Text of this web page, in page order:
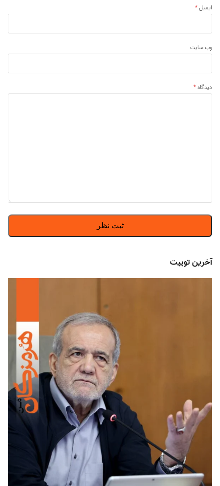
ایمیل*
وب‌ سایت
دیدگاه*
آخرین توییت